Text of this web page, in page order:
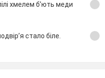
хмелем б’ють меди
стало біле.